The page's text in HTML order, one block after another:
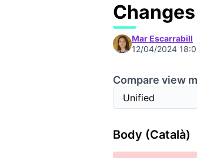
Mar Escarrabill
12/04/2024
Compare view
Body (Català)